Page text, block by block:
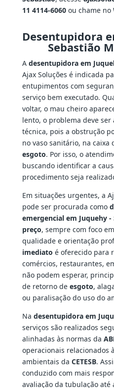
11 4114-6060ou chame no
Desentupidora
Sebastião
A desentupidora em
Ajax Soluções é indicada
entupimentos com
serviço bem executado.
voltar, o mau cheiro
lento, o problema deve
técnica, pois a obstrução
no vaso sanitário, na
esgoto. Por isso, o
buscando identificar a
procedimento seja
Em situações urgentes, a
pode ser procurada como
emergencial em Juquehy
preço, sempre com foco
qualidade e orientação
imediato é oferecido para
comércios, restaurantes,
não podem esperar,
de retorno de esgoto,
ou paralisação do uso do
Na desentupidora em
serviços são realizados
alinhadas às normas da
operacionais relacionados à
ambientais da CETESB.
conduzido com mais
avaliação da tubulação até